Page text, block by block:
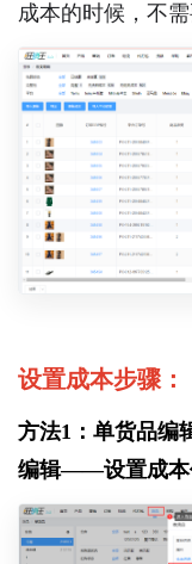
成本的时候，不
设置成本步骤：
方法1：单货品
编辑——设置成本